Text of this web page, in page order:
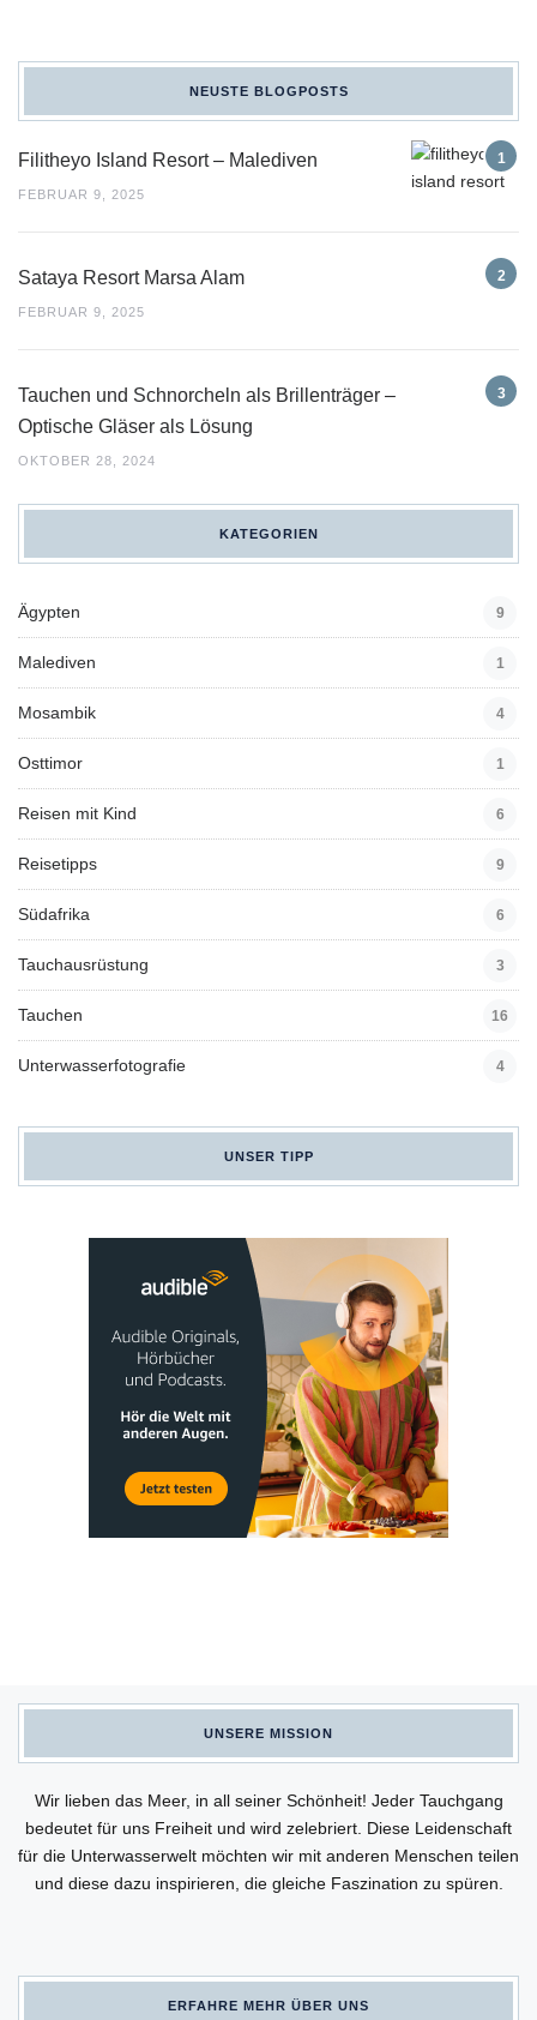
NEUSTE BLOGPOSTS
Filitheyo Island Resort – Malediven
FEBRUAR 9, 2025
Sataya Resort Marsa Alam
FEBRUAR 9, 2025
Tauchen und Schnorcheln als Brillenträger –
Optische Gläser als Lösung
OKTOBER 28, 2024
KATEGORIEN
Ägypten 9
Malediven 1
Mosambik 4
Osttimor 1
Reisen mit Kind 6
Reisetipps 9
Südafrika 6
Tauchausrüstung 3
Tauchen 16
Unterwasserfotografie 4
UNSER TIPP
UNSERE MISSION
Wir lieben das Meer, in all seiner Schönheit! Jeder Tauchgang
bedeutet für uns Freiheit und wird zelebriert. Diese Leidenschaft
für die Unterwasserwelt möchten wir mit anderen Menschen teilen
und diese dazu inspirieren, die gleiche Faszination zu spüren.
ERFAHRE MEHR ÜBER UNS